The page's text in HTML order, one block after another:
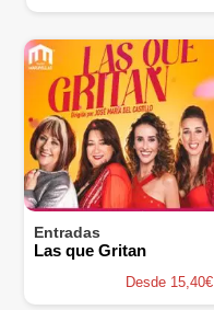
Entradas
Las que Gritan
Desde 15,40€